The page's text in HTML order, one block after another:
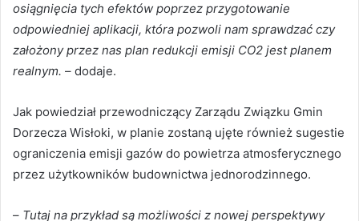
osiągnięcia tych efektów poprzez przygotowanie
odpowiedniej aplikacji, która pozwoli nam sprawdzać czy
założony przez nas plan redukcji emisji CO2 jest planem
realnym. – dodaje.
Jak powiedział przewodniczący Zarządu Związku Gmin
Dorzecza Wisłoki, w planie zostaną ujęte również sugestie
ograniczenia emisji gazów do powietrza atmosferycznego
przez użytkowników budownictwa jednorodzinnego.
– Tutaj na przykład są możliwości z nowej perspektywy